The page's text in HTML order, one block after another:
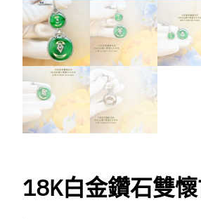
18K白金鑽石雙